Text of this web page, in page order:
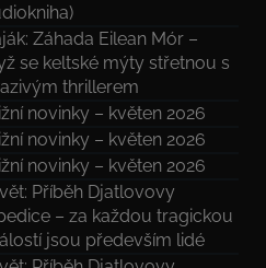
Záhada Eilean Mór –
se keltské mýty střetnou s
thrillerem
novinky – květen 2026
novinky – květen 2026
novinky – květen 2026
Příběh Djatlovovy
– za každou tragickou
jsou především lidé